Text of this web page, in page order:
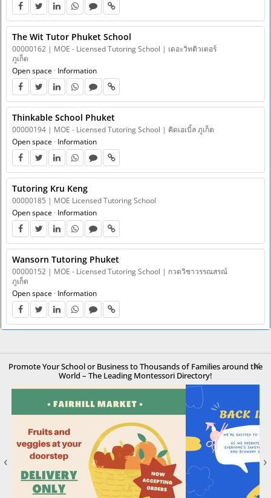
The Wit Tutor Phuket School
00000162 | MOE - Licensed Tutoring School | เดอะวิทติวเตอร์
ภูเก็ต
Open space · Information
Thinkable School Phuket
00000194 | MOE - Licensed Tutoring School | คิดเอเบิ้ล ภูเก็ต
Open space · Information
Tutoring Kru Keng
00000185 | MOE Licensed Tutoring School
Open space · Information
Wansorn Tutoring Phuket
00000152 | MOE - Licensed Tutoring School | กวดวิชาวรรณสรณ์
ภูเก็ต
Open space · Information
×
Promote Your School or Business to Thousands of Families around the
World – The Leading Montessori Directory!
‹ ›